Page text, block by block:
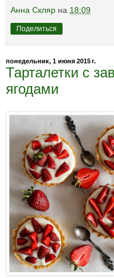
Анна Скляр на 18:09
Поделиться
понедельник, 1 июня 2015 г.
Тарталетки с
ягодами